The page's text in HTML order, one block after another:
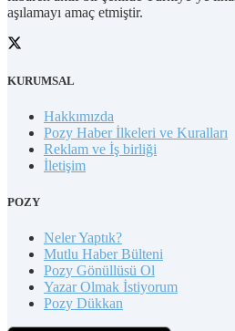
aşılamayı amaç etmiştir.
KURUMSAL
Hakkımızda
Pozy Haber İlkeleri ve Kuralları
Reklam ve İş birliği
İletişim
POZY
Neler Yaptık?
Mutlu Haber Bülteni
Pozy Gönüllüsü Ol
Yazar Olmak İstiyorum
Pozy Dükkan